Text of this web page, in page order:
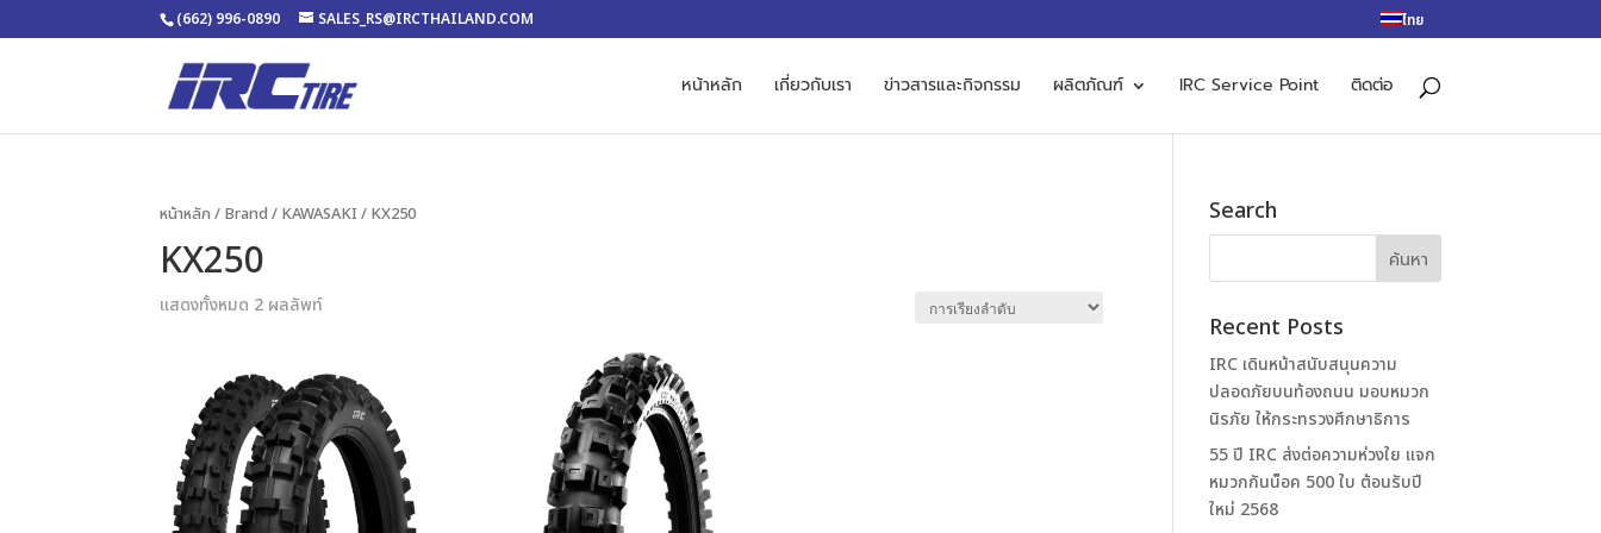
(662) 996-0890 SALES_RS@IRCTHAILAND.COM ไทย
หน้าหลัก เกี่ยวกับเรา ข่าวสารและกิจกรรม ผลิตภัณฑ์ IRC Service Point ติดต่อ
หน้าหลัก / Brand / KAWASAKI / KX250
KX250
แสดงทั้งหมด 2 ผลลัพท์
Search
Recent Posts
IRC เดินหน้าสนับสนุนความ
ปลอดภัยบนท้องถนน มอบหมวก
นิรภัย ให้กระทรวงศึกษาธิการ
55 ปี IRC ส่งต่อความห่วงใย แจก
หมวกกันน็อค 500 ใบ ต้อนรับปี
ใหม่ 2568